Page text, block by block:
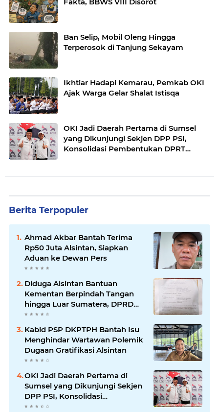
Ban Selip, Mobil Oleng Hingga
Terperosok di Tanjung Sekayam
Ikhtiar Hadapi Kemarau, Pemkab OKI
Ajak Warga Gelar Shalat Istisqa
OKI Jadi Daerah Pertama di Sumsel
yang Dikunjungi Sekjen DPP PSI,
Konsolidasi Pembentukan DPRT
Berita Terpopuler
Ahmad Akbar Bantah Terima
Rp50 Juta Alsintan, Siapkan
Aduan ke Dewan Pers
Diduga Alsintan Bantuan
Kementan Berpindah Tangan
hingga Luar Sumatera, DPRD
Sumsel Minta Aparat Usut
Tuntas
Kabid PSP DKPTPH Bantah Isu
Menghindar Wartawan Polemik
Dugaan Gratifikasi Alsintan
OKI Jadi Daerah Pertama di
Sumsel yang Dikunjungi Sekjen
DPP PSI, Konsolidasi
Pembentukan DPRT Dimulai